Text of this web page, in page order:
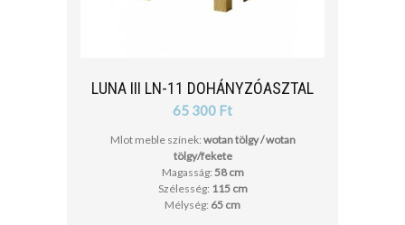
LUNA III LN-11 DOHÁNYZÓASZTAL
65 300 Ft
Mlot meble színek: wotan tölgy / wotan
tölgy/fekete
Magasság: 58 cm
Szélesség: 115 cm
Mélység: 65 cm